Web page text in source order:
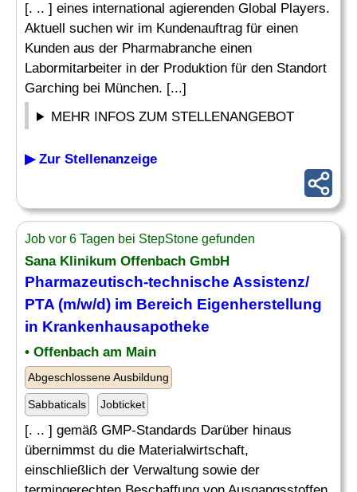
[. .. ] eines international agierenden Global Players.
Aktuell suchen wir im Kundenauftrag für einen
Kunden aus der Pharmabranche einen
Labormitarbeiter in der Produktion für den Standort
Garching bei München. [...]
MEHR INFOS ZUM STELLENANGEBOT
▶ Zur Stellenanzeige
Job vor 6 Tagen bei StepStone gefunden
Sana Klinikum Offenbach GmbH
Pharmazeutisch-technische Assistenz/
PTA (m/w/d) im Bereich Eigenherstellung
in Krankenhausapotheke
• Offenbach am Main
Abgeschlossene Ausbildung
Sabbaticals Jobticket
[. .. ] gemäß GMP-Standards Darüber hinaus
übernimmst du die Materialwirtschaft,
einschließlich der Verwaltung sowie der